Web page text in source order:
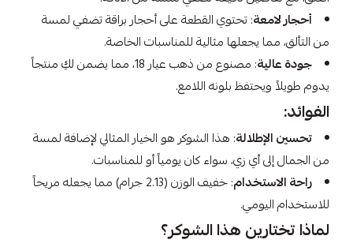
أحجار لامعة: تحتوي القطعة على أحجار براقة تضفي لمسة
من التألق، مما يجعلها مثالية للمناسبات الخاصة.
جودة عالية
: مصنوع من ذهب عيار 18، مما يضمن لكِ منتجاً
يدوم طويلاً ويحتفظ بلونه اللامع.
الفوائد:
تحسين الإطلالة: هذا الشوكر هو الخيار المثالي لإضافة لمسة
من الجمال إلى أي زي، سواء كان يومياً أو للمناسبات.
راحة الاستخدام
: خفيف الوزن (2.13 جرام) مما يجعله مريحاً
للاستخدام اليومي.
لماذا تختارين هذا الشوكر؟